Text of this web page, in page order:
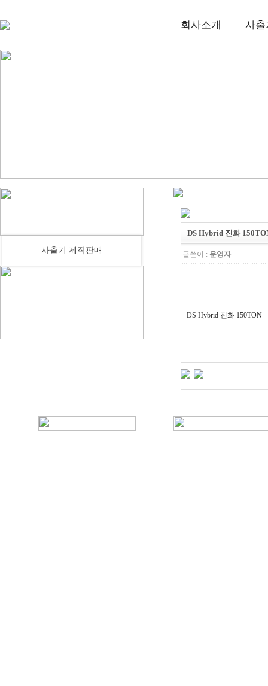
회사소개 사출
사출기 제작판매
DS Hybrid 진화
글쓴이 : 운영자
DS Hybrid 진화 150TON